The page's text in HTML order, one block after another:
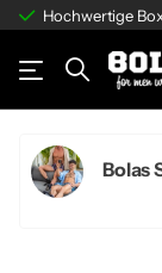
Hochwertige
Bolas